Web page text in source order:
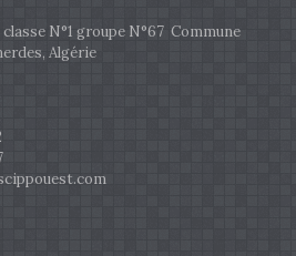
N°1 groupe N°67 Commune
Algérie